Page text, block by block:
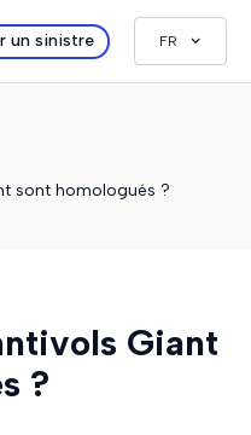
un sinistre FR
sont homologués ?
Giant
?